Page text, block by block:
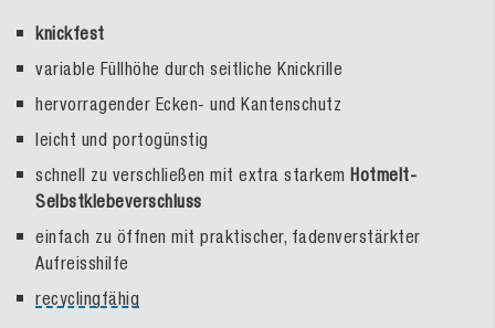
knickfest
variable Füllhöhe durch seitliche Knickrille
hervorragender Ecken- und Kantenschutz
leicht und portogünstig
schnell zu verschließen mit extra starkem Hotmelt-
Selbstklebeverschluss
einfach zu öffnen mit praktischer, fadenverstärkter
Aufreisshilfe
recyclingfähig